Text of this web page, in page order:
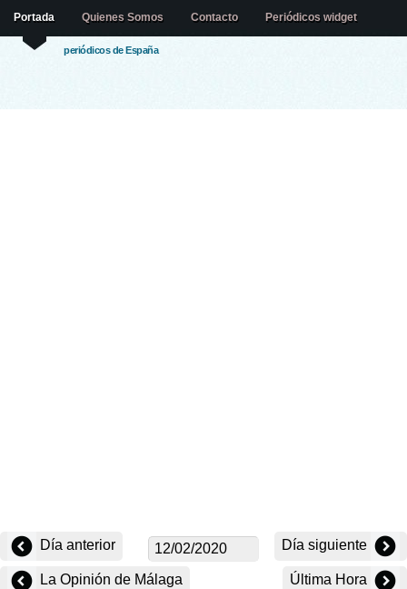
periódicos de España
Portada Quienes Somos Contacto Periódicos widget
Día anterior Día siguiente
La Opinión de Málaga Última Hora